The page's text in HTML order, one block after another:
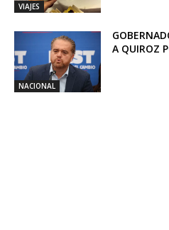
VIAJES
NACIONAL
A QUIROZ